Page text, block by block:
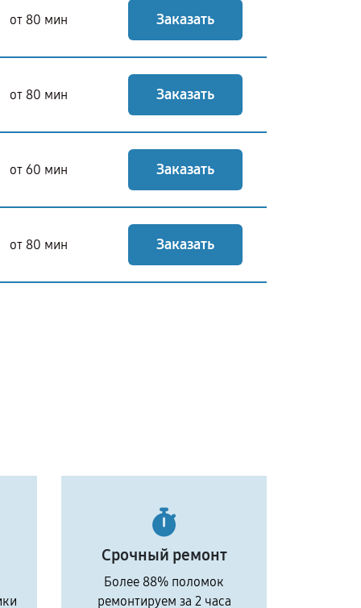
от 80 мин Заказать
от 80 мин Заказать
от 60 мин Заказать
от 80 мин Заказать
Срочный ремонт
Более 88% поломок
ремонтируем за 2 часа